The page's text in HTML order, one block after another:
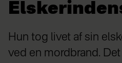
Hun tog livet af sin
ved en mordbrand.